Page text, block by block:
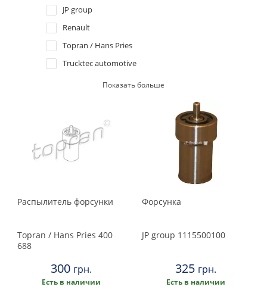
Isuzu
Iveco
Lancia
Land Rover
Maserati
Mazda
JP group
Renault
Topran / Hans Pries
Trucktec automotive
VDO SiemensПоказать больше
Распылитель форсунки
Topran / Hans Pries 400
688
300 грн.
Есть в наличии
Форсунка
JP group 1115500100
325 грн.
Есть в наличии